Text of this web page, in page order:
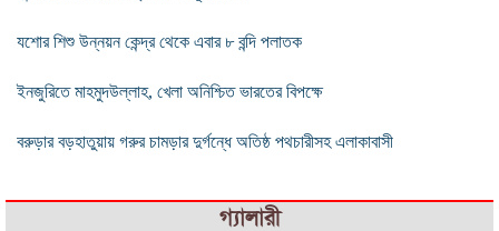
যশোর শিশু উন্নয়ন কেন্দ্র থেকে এবার ৮ বন্দি পলাতক
ইনজুরিতে মাহমুদউল্লাহ, খেলা অনিশ্চিত ভারতের বিপক্ষে
বরুড়ার বড়হাতুয়ায় গরুর চামড়ার দুর্গন্ধে অতিষ্ঠ পথচারীসহ এলাকাবাসী
গ্যালারী